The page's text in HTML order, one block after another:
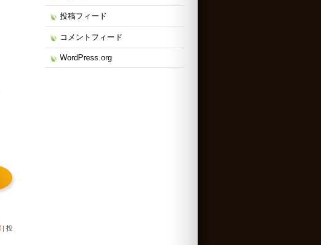
| 投
投稿フィード
コメントフィード
WordPress.org